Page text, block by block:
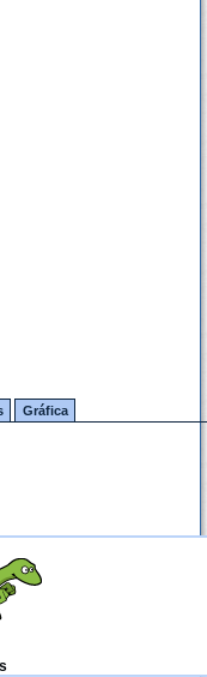
Gráfica